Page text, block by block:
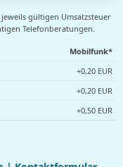
gültigen Umsatzsteuer
Telefonberatungen.
Mobilfunk*
+0,20 EUR
+0,20 EUR
+0,50 EUR